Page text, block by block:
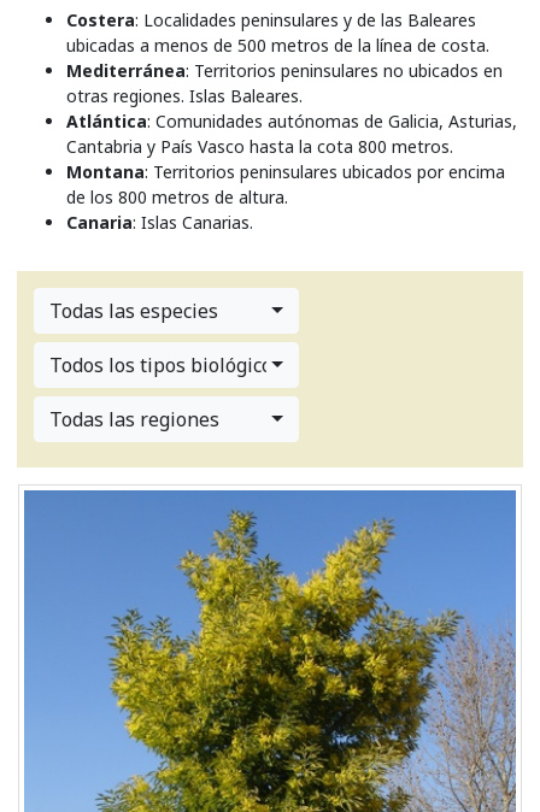
Costera: Localidades peninsulares y de las Baleares
ubicadas a menos de 500 metros de la línea de costa.
Mediterránea: Territorios peninsulares no ubicados en
otras regiones. Islas Baleares.
Atlántica: Comunidades autónomas de Galicia, Asturias,
Cantabria y País Vasco hasta la cota 800 metros.
Montana: Territorios peninsulares ubicados por encima
de los 800 metros de altura.
Canaria: Islas Canarias.
Todas las especies
Todos los tipos biológicos
Todas las regiones